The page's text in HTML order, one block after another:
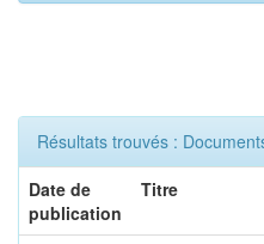
Résultats trouvés :
Date de
publication
Titre